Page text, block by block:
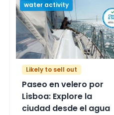
water activity
Likely to sell out
Paseo en velero por
Lisboa: Explore la
ciudad desde el agua